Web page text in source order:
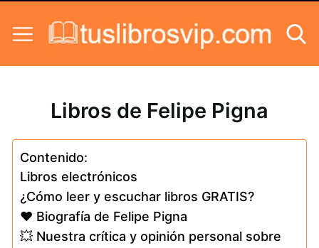
Libros de Felipe Pigna
Contenido:
Libros electrónicos
¿Cómo leer y escuchar libros GRATIS?
❤️ Biografía de Felipe Pigna
💥 Nuestra crítica y opinión personal sobre